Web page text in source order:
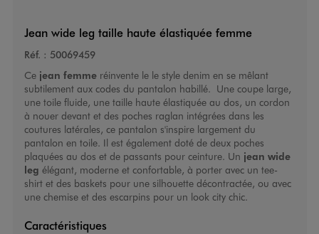
Jean wide leg taille haute élastiquée femme
Réf. : 50069459
Ce jean femmeréinvente le le style denim en se mêlant
subtilement aux codes du pantalon habillé. Une coupe large,
une toile fluide, une taille haute élastiquée au dos, un cordon
à nouer devant et des poches raglan intégrées dans les
coutures latérales, ce pantalon s'inspire largement du
pantalon en toile. Il est également doté de deux poches
plaquées au dos et de passants pour ceinture. Un jean wide
leg élégant, moderne et confortable, à porter avec un tee-
shirt et des baskets pour une silhouette décontractée, ou avec
une chemise et des escarpins pour un look city chic.
Caractéristiques